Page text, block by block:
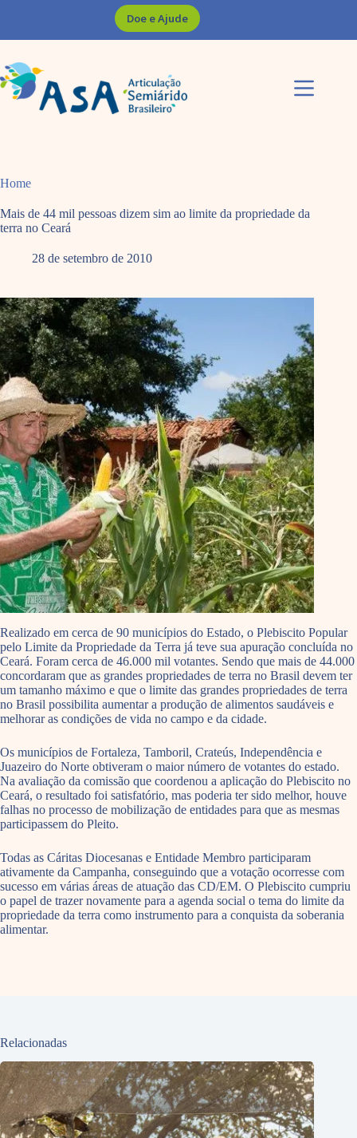
Doe e Ajude
Home
Mais de 44 mil pessoas dizem sim ao limite da propriedade da
terra no Ceará
28 de setembro de 2010
Realizado em cerca de 90 municípios do Estado, o Plebiscito Popular
pelo Limite da Propriedade da Terra já teve sua apuração concluída no
Ceará. Foram cerca de 46.000 mil votantes. Sendo que mais de 44.000
concordaram que as grandes propriedades de terra no Brasil devem ter
um tamanho máximo e que o limite das grandes propriedades de terra
no Brasil possibilita aumentar a produção de alimentos saudáveis e
melhorar as condições de vida no campo e da cidade.
Os municípios de Fortaleza, Tamboril, Crateús, Independência e
Juazeiro do Norte obtiveram o maior número de votantes do estado.
Na avaliação da comissão que coordenou a aplicação do Plebiscito no
Ceará, o resultado foi satisfatório, mas poderia ter sido melhor, houve
falhas no processo de mobilização de entidades para que as mesmas
participassem do Pleito.
Todas as Cáritas Diocesanas e Entidade Membro participaram
ativamente da Campanha, conseguindo que a votação ocorresse com
sucesso em várias áreas de atuação das CD/EM. O Plebiscito cumpriu
o papel de trazer novamente para a agenda social o tema do limite da
propriedade da terra como instrumento para a conquista da soberania
alimentar.
Relacionadas